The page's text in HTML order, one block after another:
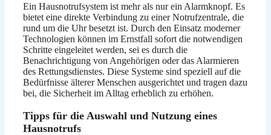
Ein Hausnotrufsystem ist mehr als nur ein Alarmknopf. Es
bietet eine direkte Verbindung zu einer Notrufzentrale, die
rund um die Uhr besetzt ist. Durch den Einsatz moderner
Technologien können im Ernstfall sofort die notwendigen
Schritte eingeleitet werden, sei es durch die
Benachrichtigung von Angehörigen oder das Alarmieren
des Rettungsdienstes. Diese Systeme sind speziell auf die
Bedürfnisse älterer Menschen ausgerichtet und tragen dazu
bei, die Sicherheit im Alltag erheblich zu erhöhen.
Tipps für die Auswahl und Nutzung eines
Hausnotrufs